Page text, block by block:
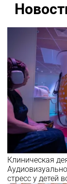
Клиническая
стресс у детей